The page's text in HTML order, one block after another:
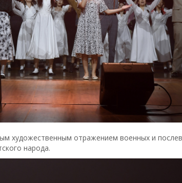
художественным отражением военных и
народа.